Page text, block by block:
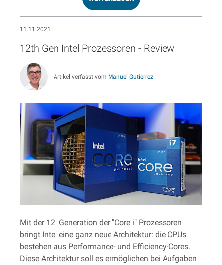
11.11.2021
12th Gen Intel Prozessoren - Review
Artikel verfasst vom Manuel Gutierrez
Mit der 12. Generation der "Core i" Prozessoren
bringt Intel eine ganz neue Architektur: die CPUs
bestehen aus Performance- und Efficiency-Cores.
Diese Architektur soll es ermöglichen bei Aufgaben